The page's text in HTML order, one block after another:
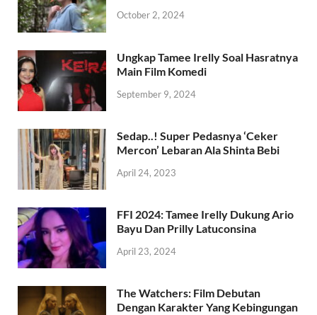
October 2, 2024
Ungkap Tamee Irelly Soal Hasratnya
Main Film Komedi
September 9, 2024
Sedap..! Super Pedasnya ‘Ceker
Mercon’ Lebaran Ala Shinta Bebi
April 24, 2023
FFI 2024: Tamee Irelly Dukung Ario
Bayu Dan Prilly Latuconsina
April 23, 2024
The Watchers: Film Debutan
Dengan Karakter Yang Kebingungan